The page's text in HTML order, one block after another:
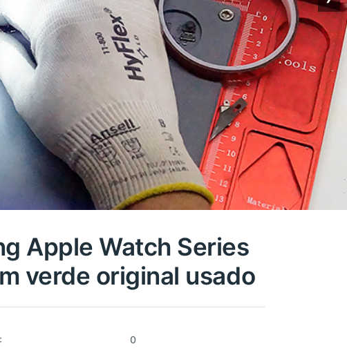
Apple Watch Series
verde original usado
0